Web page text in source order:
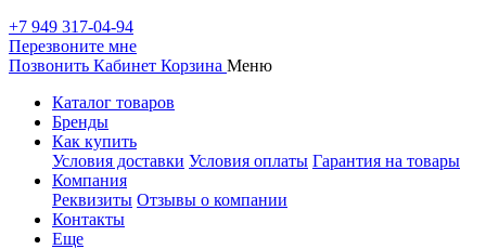
+7 949 317-04-94
Перезвоните мне
Позвонить Кабинет Корзина Меню
Каталог товаров
Бренды
Как купить
Условия доставки Условия оплаты Гарантия на товары
Компания
Реквизиты Отзывы о компании
Контакты
Еще